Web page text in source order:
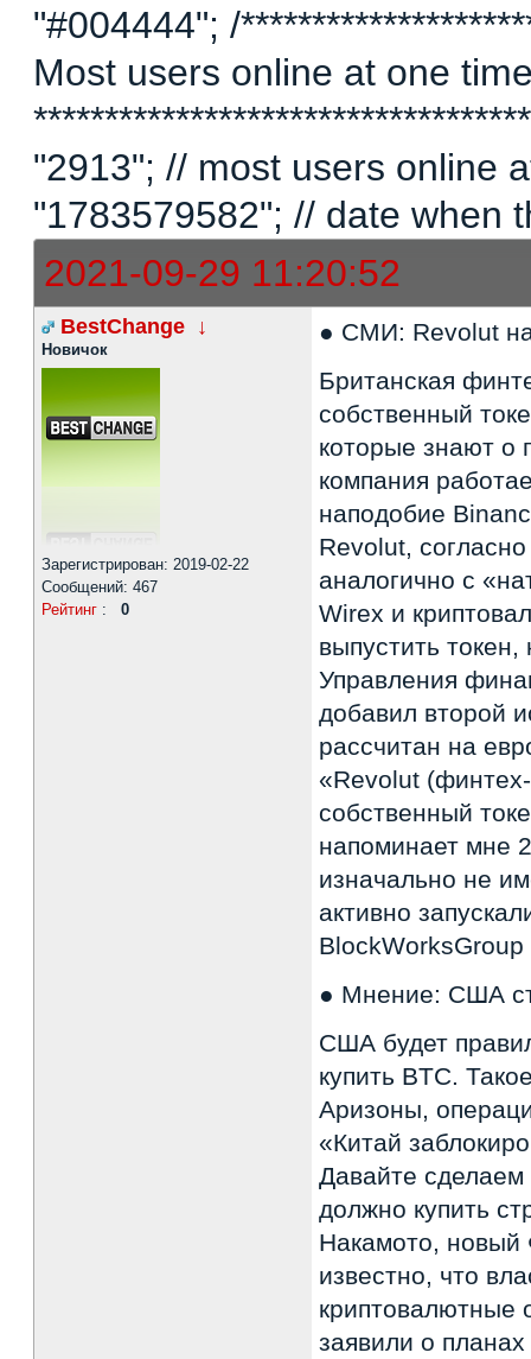
"#004444"; /
Most users online at one
"2913"; // most users online
"1783579582"; // date when
2021-09-29 11:20:52
BestChange ↓
Новичок
Зарегистрирован: 2019-02-22
Сообщений: 467
Рейтинг : 0
● СМИ: Revolut
Британская
собственный
которые знают о
компания
наподобие
Revolut,
аналогично с
Wirex и
выпустить
Управления
добавил второй
рассчитан на
«Revolut (финтех-
собственный
напоминает мне
изначально не
активно
● Мнение: США
США будет
купить BTC.
Аризоны,
«Китай
Давайте сделаем
должно купить
Накамото, новый
известно, что
криптовалютные
заявили о